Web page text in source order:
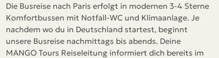
Die Busreise nach Paris erfolgt in modernen 3-4 Sterne
Komfortbussen mit Notfall-WC und Klimaanlage. Je
nachdem wo du in Deutschland startest, beginnt
unsere Busreise nachmittags bis abends. Deine
MANGO Tours Reiseleitung informiert dich bereits im